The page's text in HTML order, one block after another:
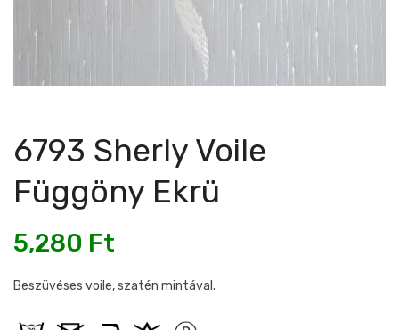
6793 Sherly Voile
Függöny Ekrü
5,280 Ft
Beszüvéses voile, szatén mintával.